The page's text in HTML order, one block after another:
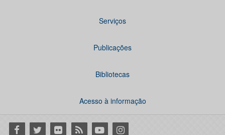
Serviços
Publicações
Bibliotecas
Acesso à informação
Facebook
Twitter Flickr RSS YoutubeInstagram